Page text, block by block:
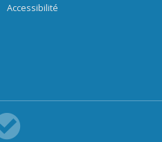
Accessibilité